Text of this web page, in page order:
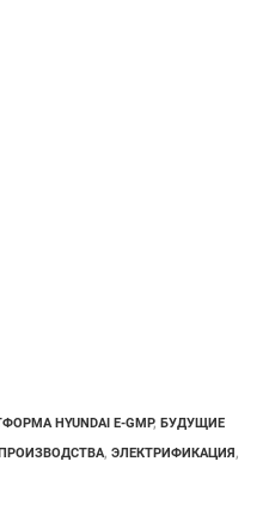
HYUNDAI E-GMP, БУДУЩИЕ
, ЭЛЕКТРИФИКАЦИЯ,